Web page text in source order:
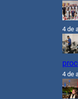
4 de
4 de